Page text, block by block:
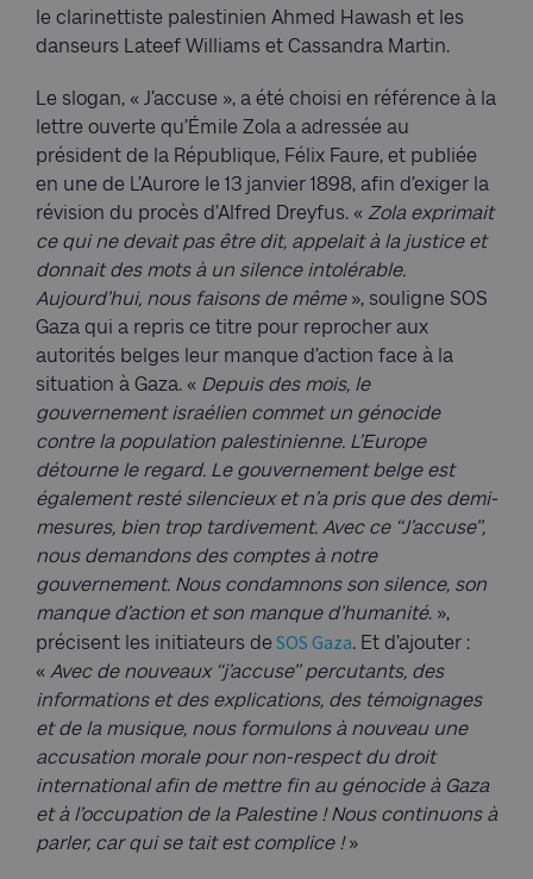
le clarinettiste palestinien Ahmed Hawash et les
danseurs Lateef Williams et Cassandra Martin.
Le slogan, « J’accuse », a été choisi en référence à la
lettre ouverte qu’Émile Zola a adressée au
président de la République, Félix Faure, et publiée
en une de L’Aurore le 13 janvier 1898, afin d’exiger la
révision du procès d’Alfred Dreyfus. « Zola exprimait
ce qui ne devait pas être dit, appelait à la justice et
donnait des mots à un silence intolérable.
Aujourd’hui, nous faisons de même», souligne SOS
Gaza qui a repris ce titre pour reprocher aux
autorités belges leur manque d’action face à la
situation à Gaza. « Depuis des mois, le
gouvernement israélien commet un génocide
contre la population palestinienne. L’Europe
détourne le regard. Le gouvernement belge est
également resté silencieux et n’a pris que des demi-
mesures, bien trop tardivement. Avec ce ‘‘J’accuse’’,
nous demandons des comptes à notre
gouvernement. Nous condamnons son silence, son
manque d’action et son manque d’humanité. »,
précisent les initiateurs de SOS Gaza. Et d’ajouter :
« Avec de nouveaux ‘‘j’accuse’’ percutants, des
informations et des explications, des témoignages
et de la musique, nous formulons à nouveau une
accusation morale pour non-respect du droit
international afin de mettre fin au génocide à Gaza
et à l’occupation de la Palestine ! Nous continuons à
parler, car qui se tait est complice !»